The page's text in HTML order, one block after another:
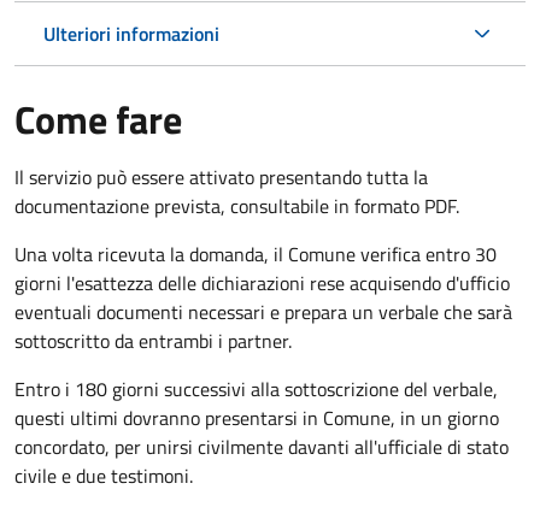
Ulteriori informazioni
Come fare
Il servizio può essere attivato presentando tutta la
documentazione prevista, consultabile in formato PDF.
Una volta ricevuta la domanda, il Comune verifica entro 30
giorni l'esattezza delle dichiarazioni rese acquisendo d'ufficio
eventuali documenti necessari e prepara un verbale che sarà
sottoscritto da entrambi i partner.
Entro i 180 giorni successivi alla sottoscrizione del verbale,
questi ultimi dovranno presentarsi in Comune, in un giorno
concordato, per unirsi civilmentedavanti all'ufficiale di stato
civilee due testimoni.